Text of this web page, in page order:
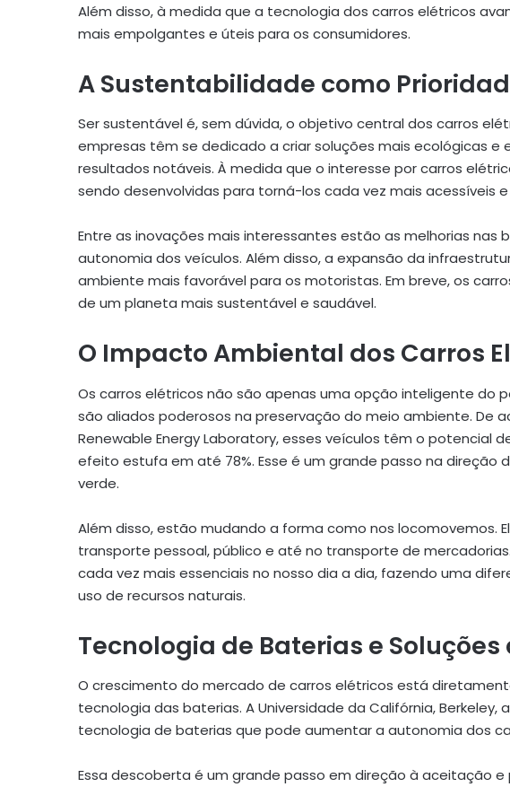
Além disso, à medida que a tecnologia dos carros elétricos
mais empolgantes e úteis para os consumidores.
A Sustentabilidade como
Ser sustentável é, sem dúvida, o objetivo central dos carros
empresas têm se dedicado a criar soluções mais ecológicas e
resultados notáveis. À medida que o interesse por carros
sendo desenvolvidas para torná-los cada vez mais acessíveis
Entre as inovações mais interessantes estão as melhorias
autonomia dos veículos. Além disso, a expansão da
ambiente mais favorável para os motoristas. Em breve, os
de um planeta mais sustentável e saudável.
O Impacto Ambiental dos Carros
Os carros elétricos não são apenas uma opção inteligente do
são aliados poderosos na preservação do meio ambiente. De
Renewable Energy Laboratory, esses veículos têm o potencial
efeito estufa em até 78%. Esse é um grande passo na direção
verde.
Além disso, estão mudando a forma como nos locomovemos.
transporte pessoal, público e até no transporte de
cada vez mais essenciais no nosso dia a dia, fazendo uma
uso de recursos naturais.
Tecnologia de Baterias e
O crescimento do mercado de carros elétricos está
tecnologia das baterias. A Universidade da Califórnia,
tecnologia de baterias que pode aumentar a autonomia dos
Essa descoberta é um grande passo em direção à aceitação